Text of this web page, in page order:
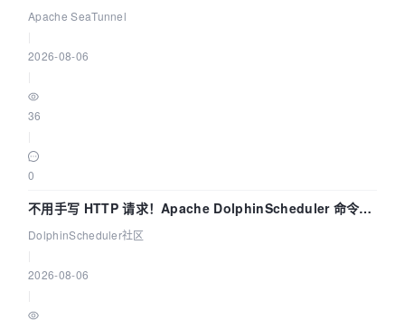
Apache SeaTunnel
2026-08-06
36
0
不用手写 HTTP 请求！Apache DolphinScheduler 命令行
dsctl 两分钟上手
DolphinScheduler社区
2026-08-06